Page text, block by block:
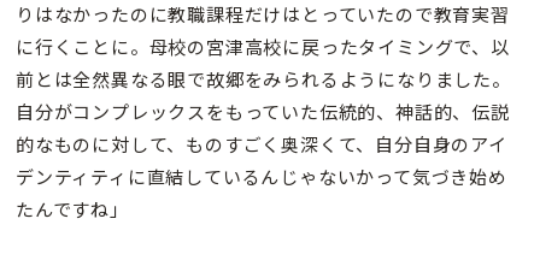
りはなかったのに教職課程だけはとっていたので教育実習
に行くことに。母校の宮津高校に戻ったタイミングで、以
前とは全然異なる眼で故郷をみられるようになりました。
自分がコンプレックスをもっていた伝統的、神話的、伝説
的なものに対して、ものすごく奥深くて、自分自身のアイ
デンティティに直結しているんじゃないかって気づき始め
たんですね」